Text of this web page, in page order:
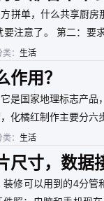
道，致力
效便捷的
拼单，什么共享厨
注意了。 第二：要
这个地址把商家
类： 生活
用？
是国家地理标志产
化橘红制作主要分六
类： 生活
尺寸，数据
一次性列出
修可以用到的4分